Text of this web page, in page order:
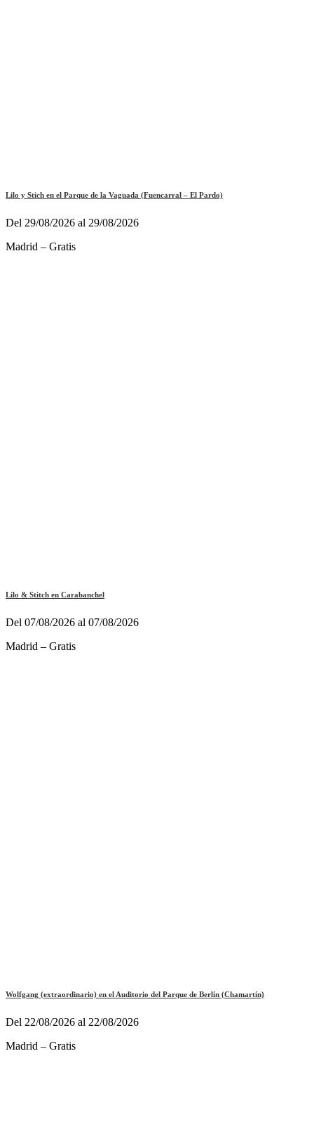
Lilo y Stich en el Parque de la Vaguada (Fuencarral – El Pardo)
Del 29/08/2026 al 29/08/2026
Madrid – Gratis
Lilo & Stitch en Carabanchel
Del 07/08/2026 al 07/08/2026
Madrid – Gratis
Wolfgang (extraordinario) en el Auditorio del Parque de Berlín (Chamartín)
Del 22/08/2026 al 22/08/2026
Madrid – Gratis